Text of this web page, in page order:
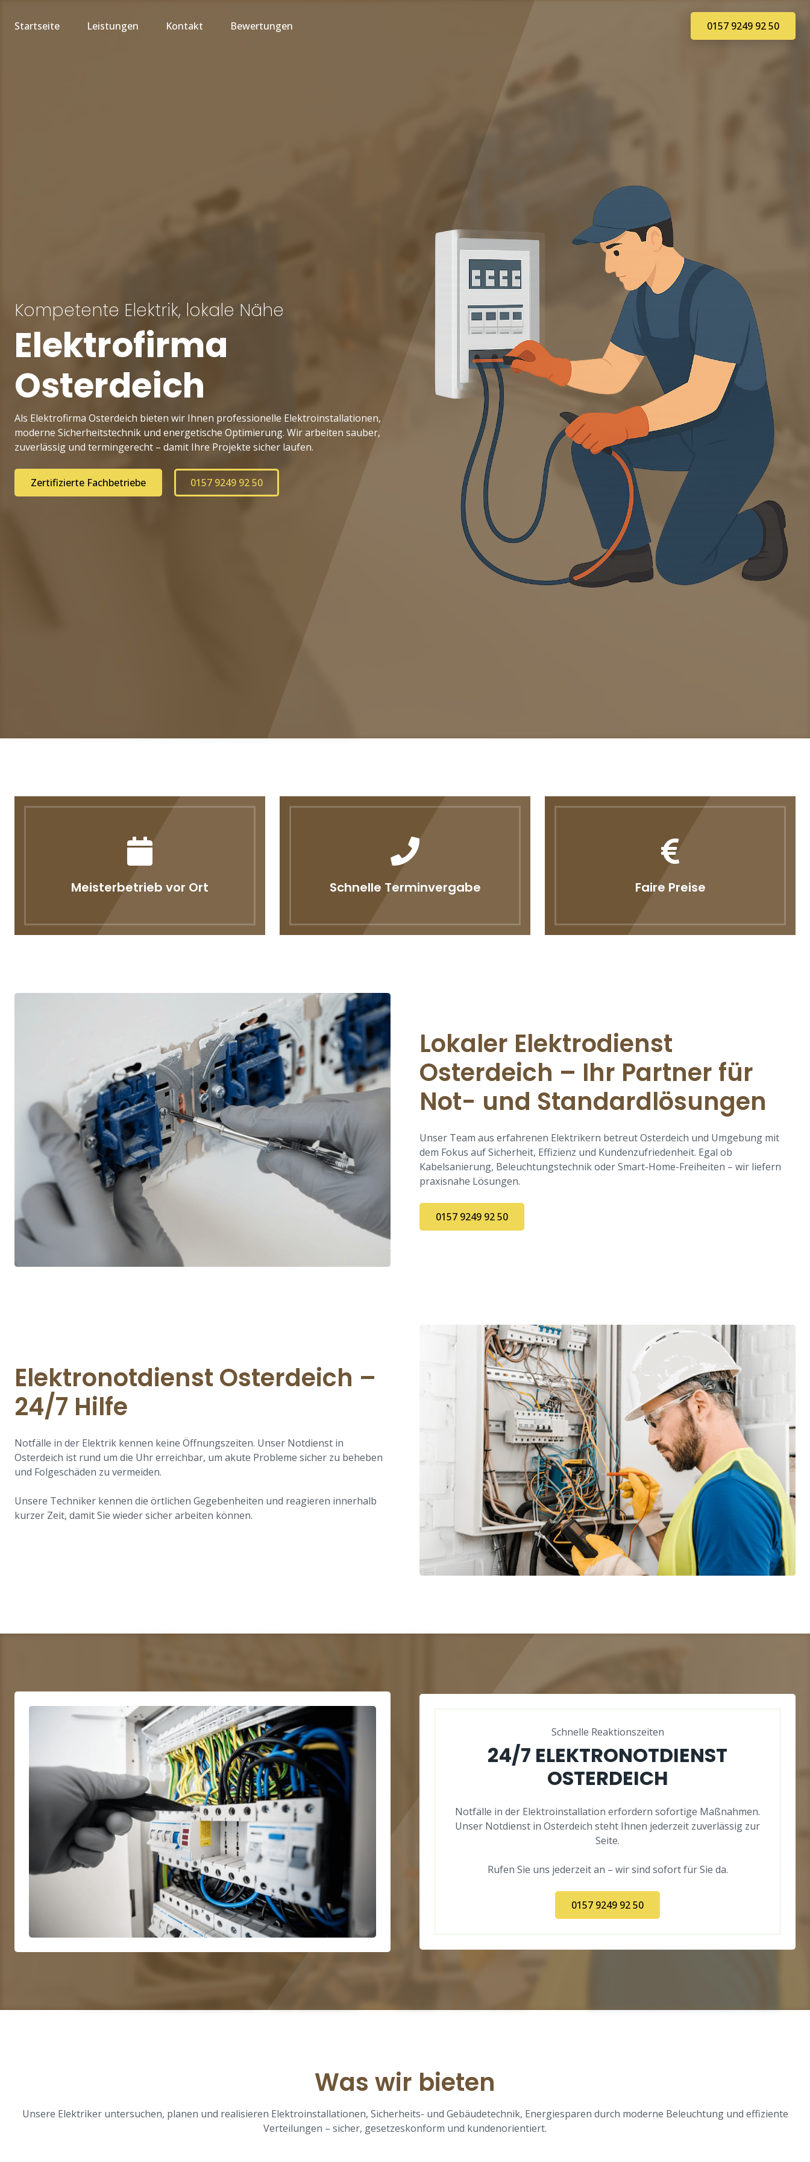
Startseite Leistungen Kontakt Bewertungen 0157 9249 92 50
Kompe­tente Elektrik, lokale Nähe
Elektrofirma
Osterdeich
Als Elektrofirma Osterdeich bieten wir Ihnen professionelle Elektroinstallationen,
moderne Sicherheitstechnik und energetische Optimierung. Wir arbeiten sauber,
zuverlässig und termingerecht – damit Ihre Projekte sicher laufen.
Zertifizierte Fachbetriebe 0157 9249 92 50
Meisterbetrieb vor Ort Schnelle Terminvergabe Faire Preise
Lokaler Elektrodienst
Osterdeich – Ihr Partner für
Not- und Standardlösungen
Unser Team aus erfahrenen Elektrikern betreut Osterdeich und Umgebung mit
dem Fokus auf Sicherheit, Effizienz und Kundenzufriedenheit. Egal ob
Kabelsanierung, Beleuchtungstechnik oder Smart-Home-Freiheiten – wir liefern
praxisnahe Lösungen.
0157 9249 92 50
Elektronotdienst Osterdeich –
24/7 Hilfe
Notfälle in der Elektrik kennen keine Öffnungszeiten. Unser Notdienst in
Osterdeich ist rund um die Uhr erreichbar, um akute Probleme sicher zu beheben
und Folgeschäden zu vermeiden.
Unsere Techniker kennen die örtlichen Gegebenheiten und reagieren innerhalb
kurzer Zeit, damit Sie wieder sicher arbeiten können.
Schnelle Reaktionszeiten
24/7 ELEKTRONOTDIENST
OSTERDEICH
Notfälle in der Elektroinstallation erfordern sofortige Maßnahmen.
Unser Notdienst in Osterdeich steht Ihnen jederzeit zuverlässig zur
Seite.
Rufen Sie uns jederzeit an – wir sind sofort für Sie da.
0157 9249 92 50
Was wir bieten
Unsere Elektriker untersuchen, planen und realisieren Elektroinstallationen, Sicherheits- und Gebäudetechnik, Energiesparen durch moderne Beleuchtung und effiziente
Verteilungen – sicher, gesetzeskonform und kundenorientiert.